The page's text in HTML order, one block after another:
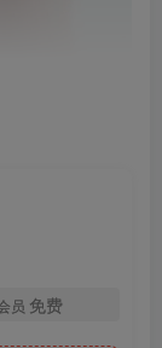
员 免费